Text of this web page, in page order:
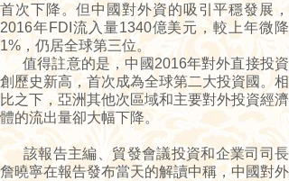
首次下降。但中國對外資的吸引平穩發展，
2016年FDI流入量1340億美元，較上年微降
1%，仍居全球第三位。
值得註意的是，中國2016年對外直接投資
創歷史新高，首次成為全球第二大投資國。相
比之下，亞洲其他次區域和主要對外投資經濟
體的流出量卻大幅下降。
該報告主編、貿發會議投資和企業司司長
詹曉寧在報告發布當天的解讀中稱，中國對外